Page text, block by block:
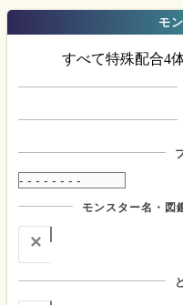
モ
すべて特殊配合4
モンスター名・図
✕